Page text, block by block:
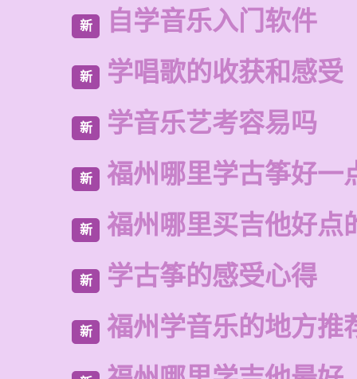
新 自学音乐入门软件
新 学唱歌的收获和感受
新 学音乐艺考容易吗
新 福州哪里学古筝好一
新 福州哪里买吉他好点
新 学古筝的感受心得
新 福州学音乐的地方推